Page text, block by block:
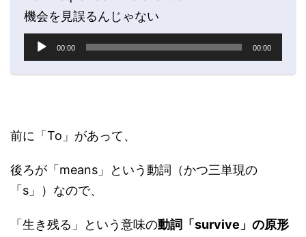
レ
ー
機会を見誤るんじゃない
ー
00:00 00:00
前に「To」があって、
後ろが「means」という動詞（かつ三単現の
「s」）なので、
「生き残る」という意味の動詞「survive」の原形